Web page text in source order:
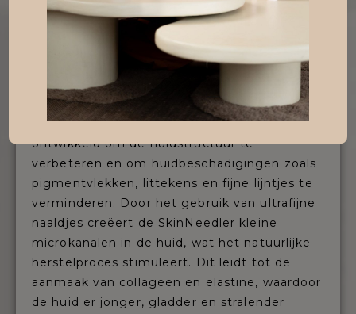
Reviderm SkinNeedling in kuurverband | 50
minuten | 134,-
(Losse behandeling 149,-)
De skinNeedling behandeling wordt in
kuurverband aangeraden voor het beste
resultaat. Deze behandeling is speciaal
ontwikkeld om de huidstructuur te
verbeteren en om huidbeschadigingen zoals
pigmentvlekken, littekens en fijne lijntjes te
verminderen. Door het gebruik van ultrafijne
naaldjes creëert de SkinNeedler kleine
microkanalen in de huid, wat het natuurlijke
herstelproces stimuleert. Dit leidt tot de
aanmaak van collageen en elastine, waardoor
de huid er jonger, gladder en stralender